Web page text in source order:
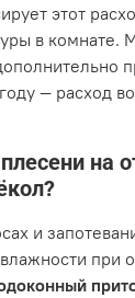
этот
в комнате.
— расход
на
и
при